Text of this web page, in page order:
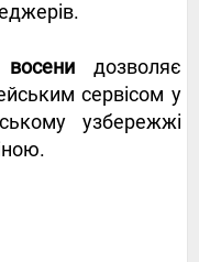
дозволяє
сервісом у
узбережжі